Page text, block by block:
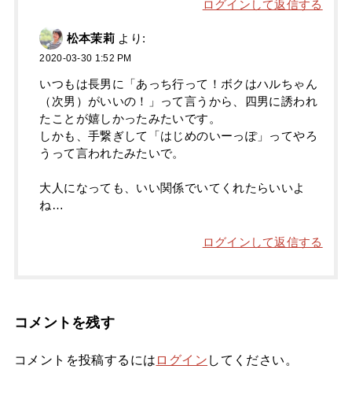
ログインして返信する
松本茉莉 より:
2020-03-30 1:52 PM
いつもは長男に「あっち行って！ボクはハルちゃん
（次男）がいいの！」って言うから、四男に誘われ
たことが嬉しかったみたいです。
しかも、手繋ぎして「はじめのいーっぽ」ってやろ
うって言われたみたいで。
大人になっても、いい関係でいてくれたらいいよ
ね…
ログインして返信する
コメントを残す
コメントを投稿するには ログイン してください。